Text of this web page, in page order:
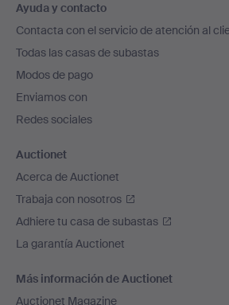
en
el
pie
de
página
Ayuda y contacto
Contacta con el servicio de atención al
Todas las casas de subastas
Modos de pago
Enviamos con
Redes sociales
Auctionet
Acerca de Auctionet
Trabaja con nosotros
Adhiere tu casa de subastas
La garantía Auctionet
Más información de Auctionet
Auctionet Magazine